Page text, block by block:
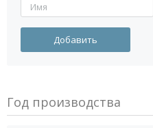
Год производства